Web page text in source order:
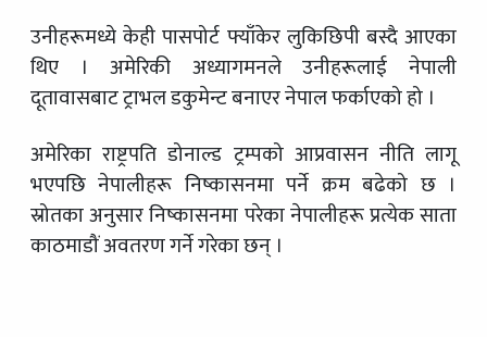
उनीहरूमध्ये केही पासपोर्ट फ्याँकेर लुकिछिपी बस्दै आएका
थिए । अमेरिकी अध्यागमनले उनीहरूलाई नेपाली
दूतावासबाट ट्राभल डकुमेन्ट बनाएर नेपाल फर्काएको हो ।
अमेरिका राष्ट्रपति डोनाल्ड ट्रम्पको आप्रवासन नीति लागू
भएपछि नेपालीहरू निष्कासनमा पर्ने क्रम बढेको छ ।
स्रोतका अनुसार निष्कासनमा परेका नेपालीहरू प्रत्येक साता
काठमाडौं अवतरण गर्ने गरेका छन् ।